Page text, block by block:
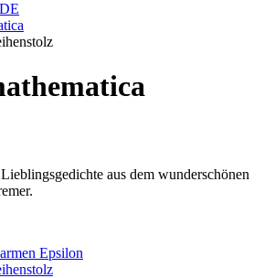
aus dem wunderschönen
Epsilon